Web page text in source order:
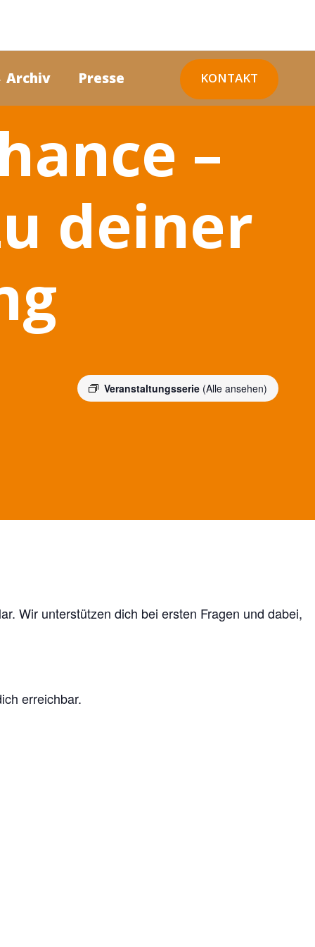
Archiv Presse KONTAKT
–
deiner
Veranstaltungsserie (Alle ansehen)
Wir unterstützen dich bei ersten Fragen und dabei,
erreichbar.